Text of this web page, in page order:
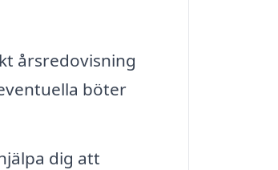
årsredovisning
böter
dig att